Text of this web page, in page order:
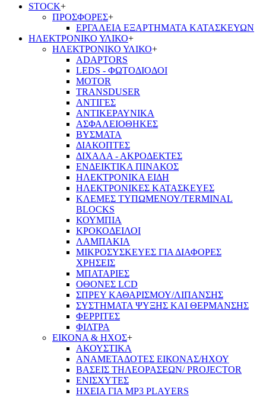
STOCK+
ΠΡΟΣΦΟΡΕΣ+
ΕΡΓΑΛΕΙΑ ΕΞΑΡΤΗΜΑΤΑ ΚΑΤΑΣΚΕΥΩΝ
ΗΛΕΚΤΡΟΝΙΚΟ ΥΛΙΚΟ+
ΗΛΕΚΤΡΟΝΙΚΟ ΥΛΙΚΟ+
ADAPTORS
LEDS - ΦΩΤΟΔΙΟΔΟΙ
MOTOR
TRANSDUSER
ΑΝΤΙΓΕΣ
ΑΝΤΙΚΕΡΑΥΝΙΚΑ
ΑΣΦΑΛΕΙΟΘΗΚΕΣ
ΒΥΣΜΑΤΑ
ΔΙΑΚΟΠΤΕΣ
ΔΙΧΑΛΑ - ΑΚΡΟΔΕΚΤΕΣ
ΕΝΔΕΙΚΤΙΚΑ ΠΙΝΑΚΟΣ
ΗΛΕΚΤΡΟΝΙΚΑ ΕΙΔΗ
ΗΛΕΚΤΡΟΝΙΚΕΣ ΚΑΤΑΣΚΕΥΕΣ
ΚΛΕΜΕΣ ΤΥΠΩΜΕΝΟΥ/TERMINAL
BLOCKS
ΚΟΥΜΠΙΑ
ΚΡΟΚΟΔΕΙΛΟΙ
ΛΑΜΠΑΚΙΑ
ΜΙΚΡΟΣΥΣΚΕΥΕΣ ΓΙΑ ΔΙΑΦΟΡΕΣ
ΧΡΗΣΕΙΣ
ΜΠΑΤΑΡΙΕΣ
ΟΘΟΝΕΣ LCD
ΣΠΡΕΥ ΚΑΘΑΡΙΣΜΟΥ/ΛΙΠΑΝΣΗΣ
ΣΥΣΤΗΜΑΤΑ ΨΥΞΗΣ ΚΑΙ ΘΕΡΜΑΝΣΗΣ
ΦΕΡΡΙΤΕΣ
ΦΙΛΤΡΑ
ΕΙΚΟΝΑ & ΗΧΟΣ+
ΑΚΟΥΣΤΙΚΑ
ΑΝΑΜΕΤΑΔΟΤΕΣ ΕΙΚΟΝΑΣ/ΗΧΟΥ
ΒΑΣΕΙΣ ΤΗΛΕOΡΑΣΕΩΝ/ PROJECTOR
ΕΝΙΣΧΥΤΕΣ
ΗΧΕΙΑ ΓΙΑ MP3 PLAYERS